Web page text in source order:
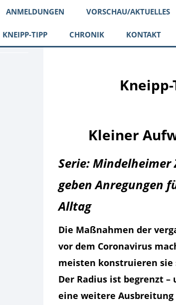
ANMELDUNGEN VORSCHAU/AKTUELLES
KNEIPP-TIPP CHRONIK KONTAKT
Kleiner
Serie: Mindelheimer
geben Anregungen
Alltag
Die Maßnahmen der
vor dem Coronavirus
meisten konstruieren
Der Radius ist begrenzt
eine weitere Ausbreitung